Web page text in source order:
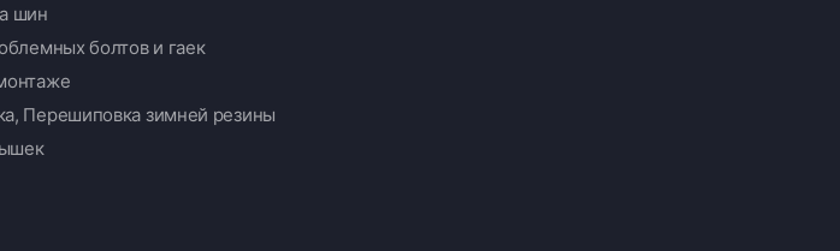
шин
болтов и гаек
Перешиповка зимней резины